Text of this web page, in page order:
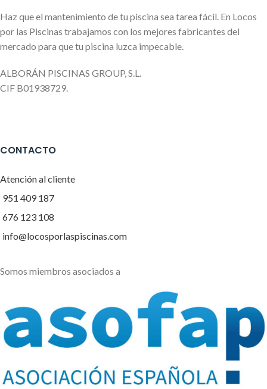
Haz que el mantenimiento de tu piscina sea tarea fácil. En Locos
por las Piscinas trabajamos con los mejores fabricantes del
mercado para que tu piscina luzca impecable.
ALBORÁN PISCINAS GROUP, S.L.
CIF B01938729.
CONTACTO
Atención al cliente
951 409 187
676 123 108
info@locosporlaspiscinas.com
Somos miembros asociados a